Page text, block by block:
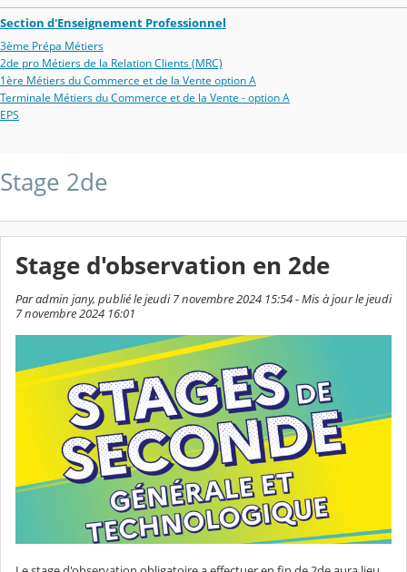
Section d'Enseignement Professionnel
3ème Prépa Métiers
2de pro Métiers de la Relation Clients (MRC)
1ère Métiers du Commerce et de la Vente option A
Terminale Métiers du Commerce et de la Vente - option A
EPS
Stage 2de
Stage d'observation en 2de
Par admin jany, publié le jeudi 7 novembre 2024 15:54 - Mis à jour le jeudi
7 novembre 2024 16:01